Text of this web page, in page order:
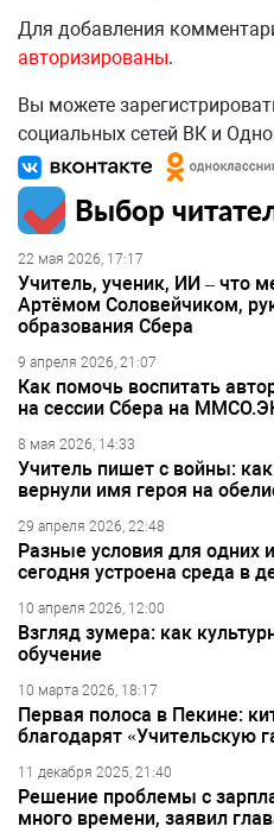
Для добавления
авторизированы.
Вы можете
социальных сетей ВК и
Выбор
22 мая 2026, 17:17
Учитель, ученик, ИИ – что
Артёмом Соловейчиком,
образования Сбера
9 апреля 2026, 21:07
Как помочь воспитать
на сессии Сбера на
8 мая 2026, 14:33
Учитель пишет с войны:
вернули имя героя на
29 апреля 2026, 22:48
Разные условия для одних
сегодня устроена среда в
10 апреля 2026, 12:00
Взгляд зумера: как
обучение
10 марта 2026, 18:17
Первая полоса в Пекине:
благодарят «Учительскую
11 декабря 2025, 21:40
Решение проблемы с
много времени, заявил